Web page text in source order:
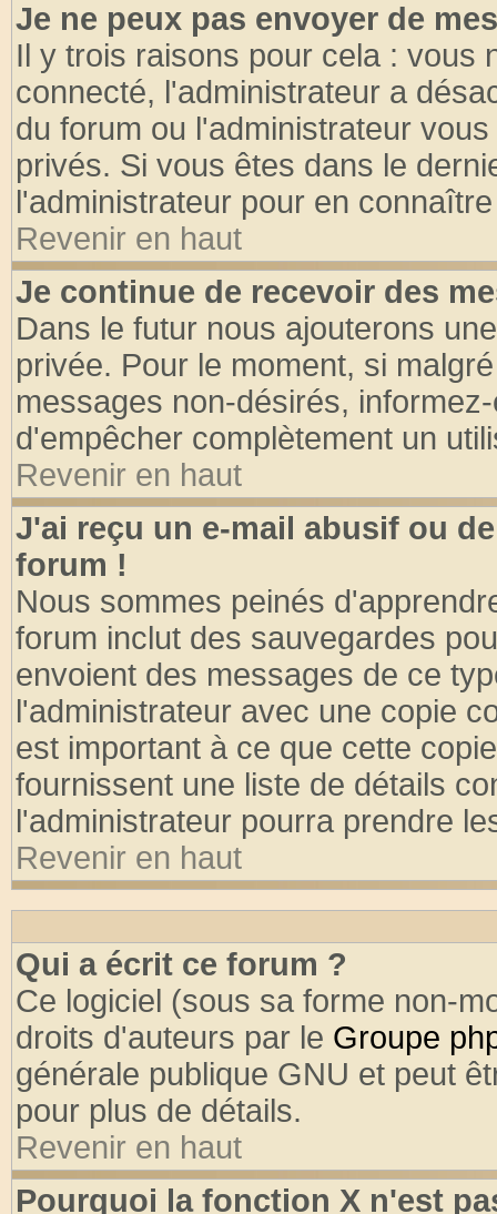
Je ne peux pas envoyer de
Il y trois raisons pour cela : vous
connecté, l'administrateur a
du forum ou l'administrateur
privés. Si vous êtes dans le
l'administrateur pour en
Revenir en haut
Je continue de recevoir des
Dans le futur nous ajouterons
privée. Pour le moment, si
messages non-désirés,
d'empêcher complètement un
Revenir en haut
J'ai reçu un e-mail abusif ou
forum !
Nous sommes peinés
forum inclut des sauvegardes
envoient des messages de ce
l'administrateur avec une copie
est important à ce que cette
fournissent une liste de détails
l'administrateur pourra prendre
Revenir en haut
Qui a écrit ce forum ?
Ce logiciel (sous sa forme non-
droits d'auteurs par le Groupe
générale publique GNU et peut
pour plus de détails.
Revenir en haut
Pourquoi la fonction X n'est